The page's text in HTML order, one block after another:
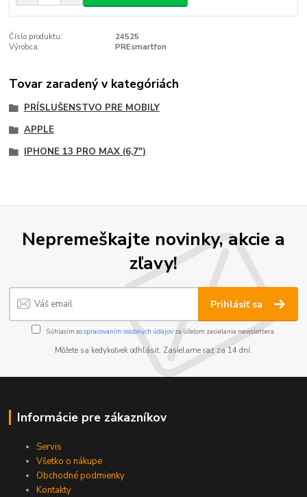
Číslo produktu:
24525
Výrobca:
PREsmartfon
Tovar zaradený v kategóriách
PRÍSLUŠENSTVO PRE MOBILY
APPLE
IPHONE 13 PRO MAX (6,7")
Nepremeškajte novinky, akcie a
zľavy!
Prihlásiť sa
Súhlasím sospracovaním osobných údajov za účelom zasielania newslettera.
Môžete sa kedykoľvek odhlásiť. Zasielame raz za 14 dní.
Informácie pre zákazníkov
Servis
Všetko o nákupe
Obchodné podmienky
Kontakty